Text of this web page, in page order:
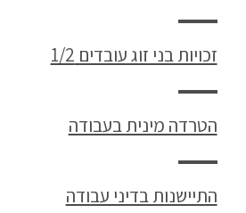
זכויות בני זוג עובדים 1/2
הטרדה מינית בעבודה
התיישנות בדיני עבודה